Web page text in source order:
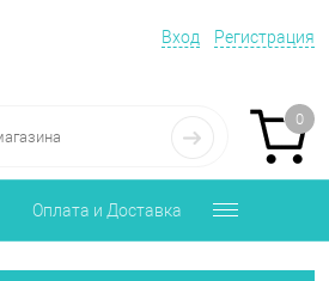
Вход Регистрация
0
Оплата и Доставка